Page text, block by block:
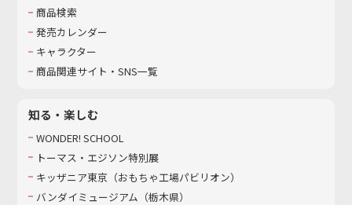
商品検索
発売カレンダー
キャラクター
商品関連サイト・SNS一覧
知る・楽しむ
WONDER! SCHOOL
トーマス・エジソン特別展
キッザニア東京（おもちゃ工場パビリオン）​
バンダイミュージアム（栃木県）